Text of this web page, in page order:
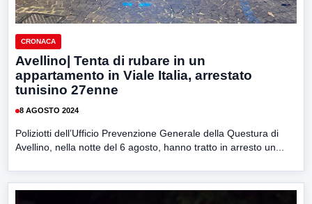
CRONACA
Avellino| Tenta di rubare in un
appartamento in Viale Italia, arrestato
tunisino 27enne
8 AGOSTO 2024
Poliziotti dell’Ufficio Prevenzione Generale della Questura di
Avellino, nella notte del 6 agosto, hanno tratto in arresto un...